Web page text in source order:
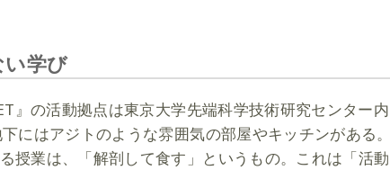
い学び
』の活動拠点は東京大学先端科学技術研究センター内
にはアジトのような雰囲気の部屋やキッチンがある。
授業は、「解剖して食す」というもの。これは「活動